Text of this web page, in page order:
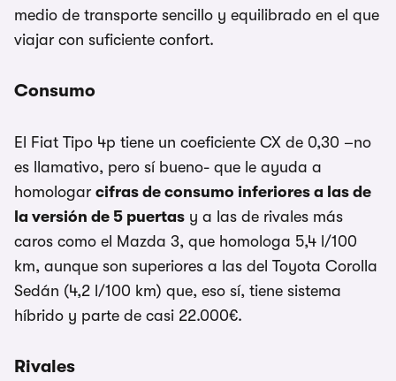
medio de transporte sencillo y equilibrado en el que
viajar con suficiente confort.
Consumo
El Fiat Tipo 4p tiene un coeficiente CX de 0,30 –no
es llamativo, pero sí bueno- que le ayuda a
homologar cifras de consumo inferiores a las de
la versión de 5 puertas y a las de rivales más
caros como el Mazda 3, que homologa 5,4 l/100
km, aunque son superiores a las del Toyota Corolla
Sedán (4,2 l/100 km) que, eso sí, tiene sistema
híbrido y parte de casi 22.000€.
Rivales